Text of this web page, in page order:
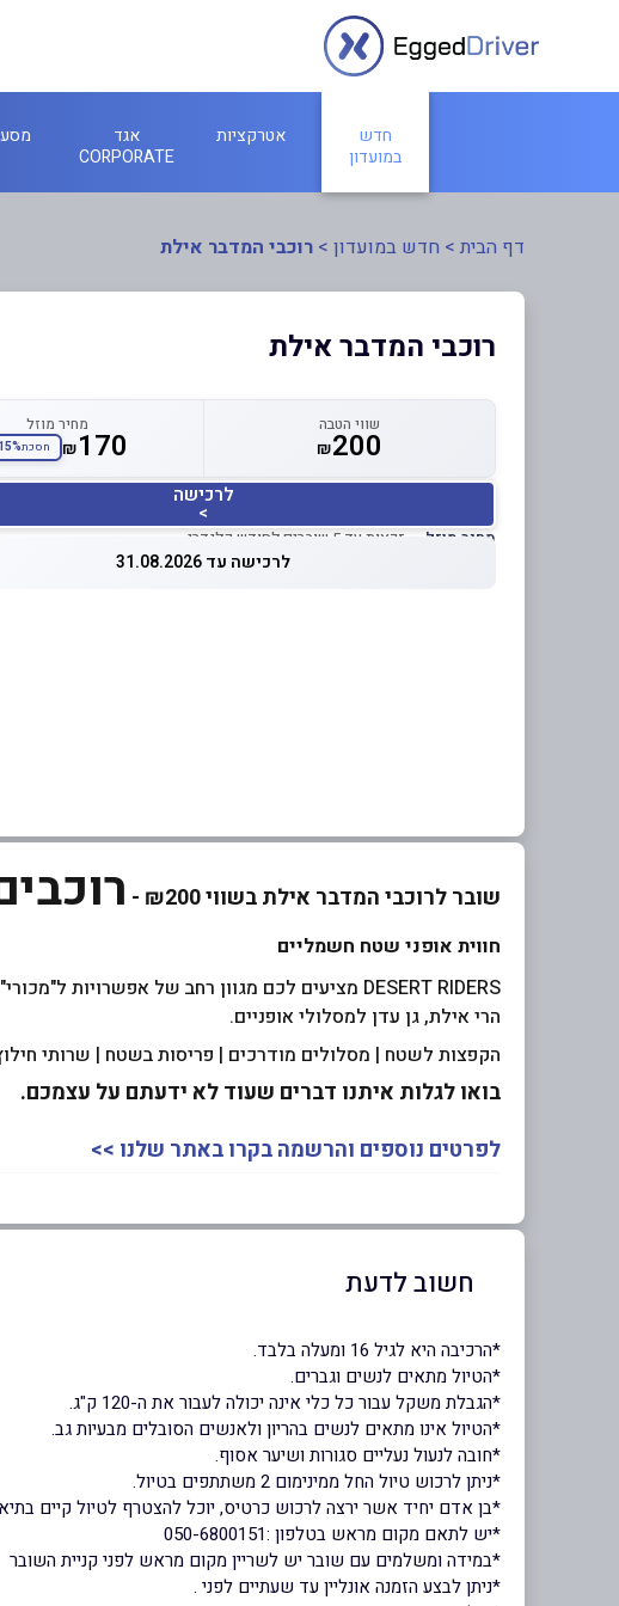
חדש
במועדון
אטרקציות
אגד
CORPORATE
דף הבית > חדש במועדון > רוכבי המדבר אילת
רוכבי המדבר אילת
שווי הטבה
₪200
מחיר מוזל
₪170 חסכת15%
לרכישה
>
מחיר מוזל — זכאות עד 5 שוברים לחודש קלנדרי
לרכישה עד 31.08.2026
שובר לרוכבי המדבר אילת בשווי ₪200 -
חווית אופני שטח חשמליים
DESERT RIDERS מציעים לכם מגוון רחב של אפשרויות ל"מכורי" רכיבת שטח.
הרי אילת, גן עדן למסלולי אופניים.
הקפצות לשטח | מסלולים מודרכים | פריסות בשטח | שרותי
בואו לגלות איתנו דברים שעוד לא ידעתם על עצמכם.
לפרטים נוספים והרשמה בקרו באתר שלנו >>
חשוב לדעת
*הרכיבה היא לגיל 16 ומעלה בלבד.
*הטיול מתאים לנשים וגברים.
*הגבלת משקל עבור כל כלי אינה יכולה לעבור את ה-120 ק"ג.
*הטיול אינו מתאים לנשים בהריון ולאנשים הסובלים מבעיות גב.
*חובה לנעול נעליים סגורות ושיער אסוף.
*ניתן לרכוש טיול החל ממינימום 2 משתתפים בטיול.
*בן אדם יחיד אשר ירצה לרכוש כרטיס, יוכל להצטרף לטיול קיים
*יש לתאם מקום מראש בטלפון :050-6800151
*במידה ומשלמים עם שובר יש לשריין מקום מראש לפני קניית השובר
*ניתן לבצע הזמנה אונליין עד שעתיים לפני .